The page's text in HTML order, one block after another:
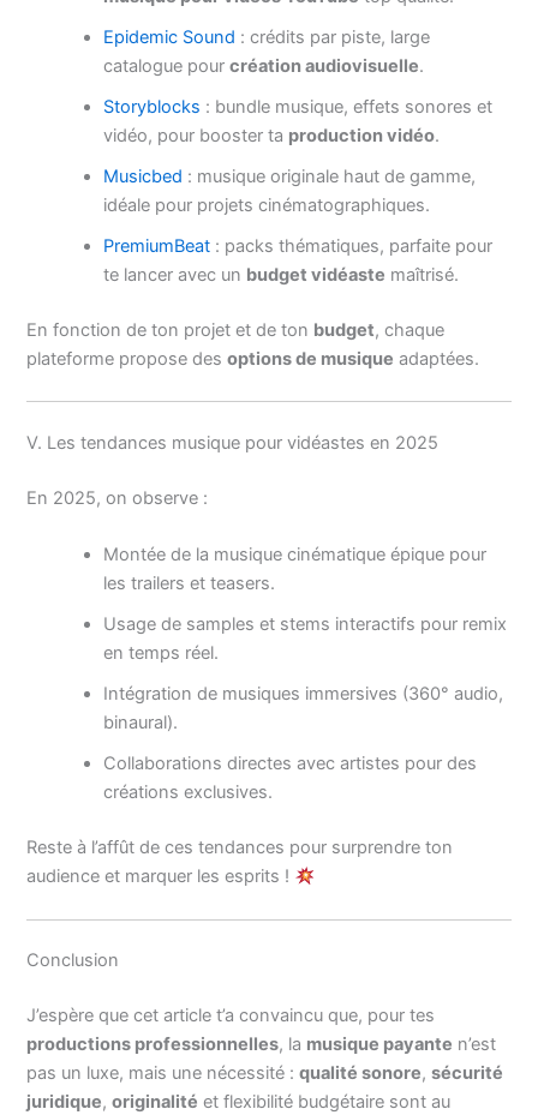
Epidemic Sound : crédits par piste, large
catalogue pourcréation audiovisuelle.
Storyblocks : bundle musique, effets sonores et
vidéo, pour booster ta production vidéo.
Musicbed : musique originale haut de gamme,
idéale pour projets cinématographiques.
PremiumBeat : packs thématiques, parfaite pour
te lancer avec un budget vidéaste maîtrisé.
En fonction de ton projet et de ton budget, chaque
plateforme propose desoptions de musique adaptées.
V. Les tendances musique pour vidéastes en 2025
En 2025, on observe :
Montée de la musique cinématique épique pour
les trailers et teasers.
Usage de samples et stems interactifs pour remix
en temps réel.
Intégration de musiques immersives (360° audio,
binaural).
Collaborations directes avec artistes pour des
créations exclusives.
Reste à l’affût de ces tendances pour surprendre ton
audience et marquer les esprits !
Conclusion
J’espère que cet article t’a convaincu que, pour tes
productions professionnelles, la musique payante n’est
pas un luxe, mais une nécessité :qualité sonore,sécurité
juridique,originalité et flexibilité budgétaire sont au